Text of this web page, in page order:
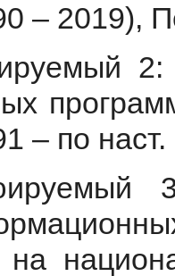
– 2019),
2:
– по
на